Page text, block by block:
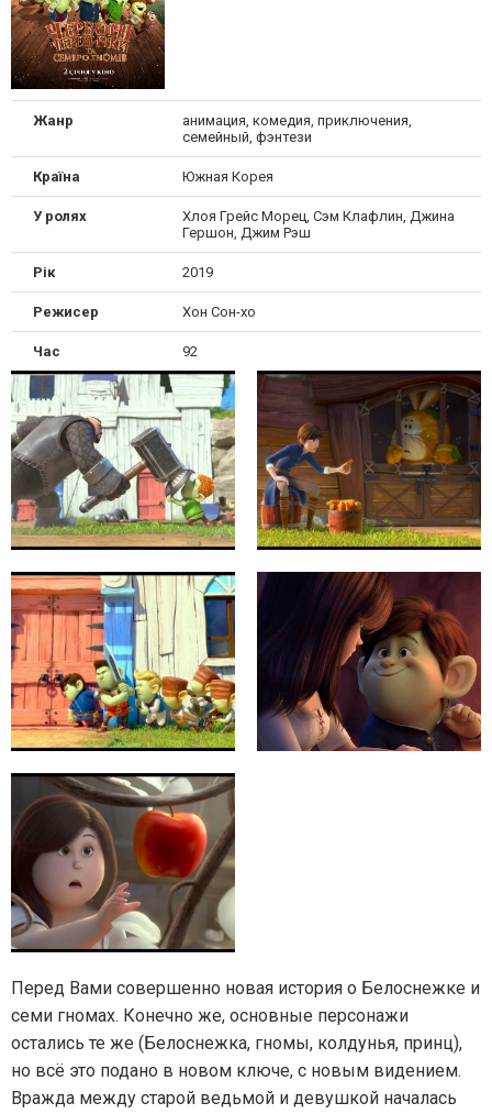
Жанр
анимация, комедия, приключения,
семейный, фэнтези
Країна Южная Корея
У ролях
Хлоя Грейс Морец, Сэм Клафлин, Джина
Гершон, Джим Рэш
Рік 2019
Режисер Хон Сон-хо
Час 92
Перед Вами совершенно новая история о Белоснежке и
семи гномах. Конечно же, основные персонажи
остались те же (Белоснежка, гномы, колдунья, принц),
но всё это подано в новом ключе, с новым видением.
Вражда между старой ведьмой и девушкой началась